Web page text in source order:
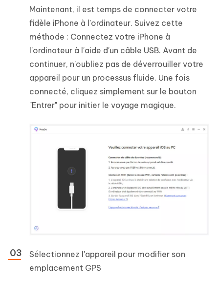
Maintenant, il est temps de connecter votre
fidèle iPhone à l'ordinateur. Suivez cette
méthode : Connectez votre iPhone à
l'ordinateur à l'aide d'un câble USB. Avant de
continuer, n'oubliez pas de déverrouiller votre
appareil pour un processus fluide. Une fois
connecté, cliquez simplement sur le bouton
"Entrer" pour initier le voyage magique.
Sélectionnez l'appareil pour modifier son
emplacement GPS